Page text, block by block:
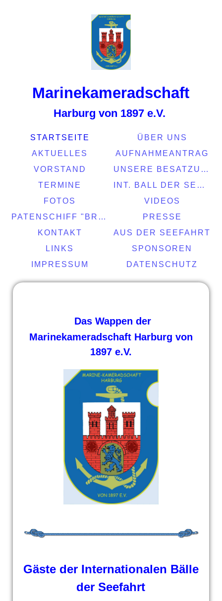
Marinekameradschaft
Harburg von 1897 e.V.
STARTSEITE
ÜBER UNS
AKTUELLES
AUFNAHMEANTRAG
VORSTAND
UNSERE BESATZUNG
TERMINE
INT. BALL DER SEEFAHRT 2022
FOTOS
VIDEOS
PATENSCHIFF "BRASIL"
PRESSE
KONTAKT
AUS DER SEEFAHRT
LINKS
SPONSOREN
IMPRESSUM
DATENSCHUTZ
Das Wappen der
Marinekameradschaft Harburg von
1897 e.V.
Gäste der Internationalen Bälle
der Seefahrt